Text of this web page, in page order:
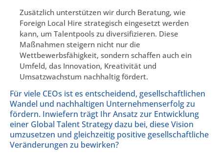
Zusätzlich unterstützen wir durch Beratung, wie
Foreign Local Hire strategisch eingesetzt werden
kann, um Talentpools zu diversifizieren. Diese
Maßnahmen steigern nicht nur die
Wettbewerbsfähigkeit, sondern schaffen auch ein
Umfeld, das Innovation, Kreativität und
Umsatzwachstum nachhaltig fördert.
Für viele CEOs ist es entscheidend, gesellschaftlichen
Wandel und nachhaltigen Unternehmenserfolg zu
fördern. Inwiefern trägt Ihr Ansatz zur Entwicklung
einer Global Talent Strategy dazu bei, diese Vision
umzusetzen und gleichzeitig positive gesellschaftliche
Veränderungen zu bewirken?